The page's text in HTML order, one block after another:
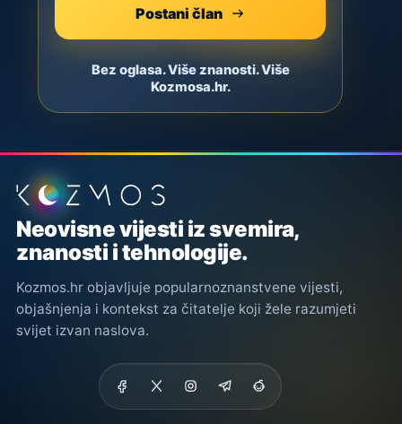
Postani član
Bez oglasa. Više znanosti. Više
Kozmosa.hr.
Podnožje stranice
Neovisne vijesti iz svemira,
znanosti i tehnologije.
Kozmos.hr objavljuje popularnoznanstvene vijesti,
objašnjenja i kontekst za čitatelje koji žele razumjeti
svijet izvan naslova.